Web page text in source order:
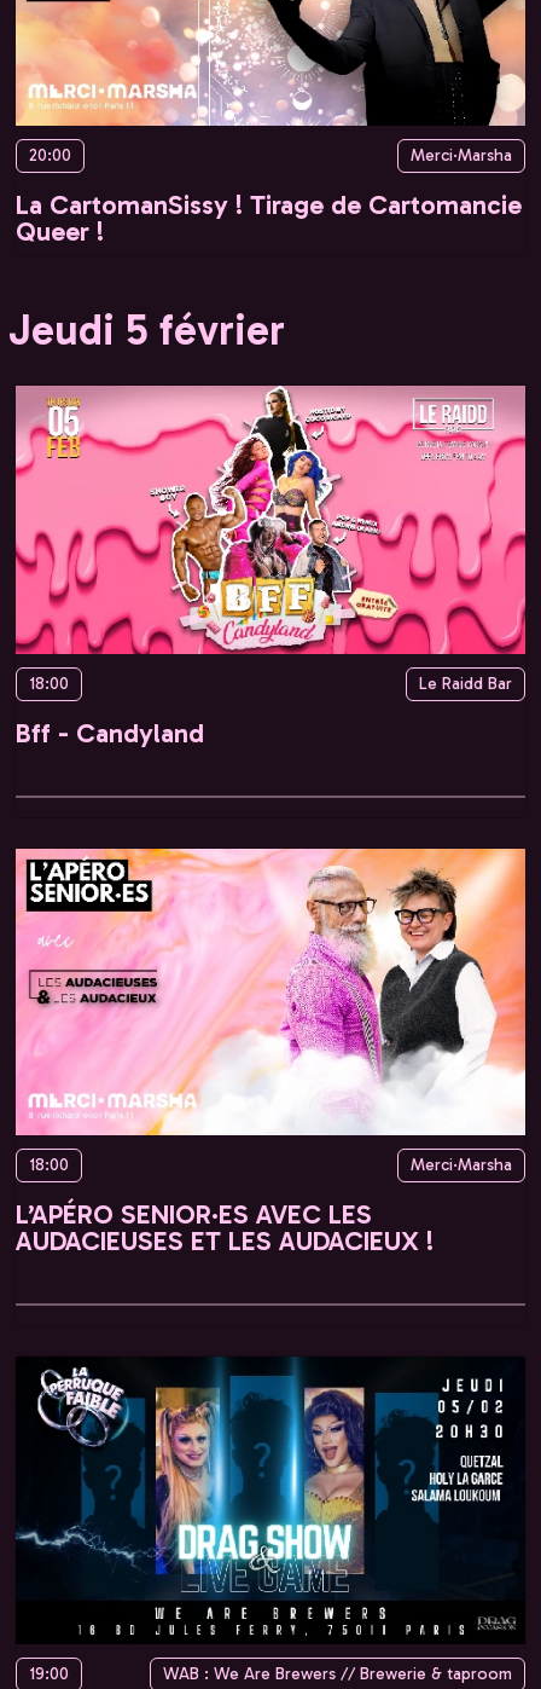
20:00 Merci·Marsha
La CartomanSissy ! Tirage de Cartomancie
Queer !
Jeudi 5 février
18:00 Le Raidd Bar
Bff - Candyland
18:00 Merci·Marsha
L’APÉRO SENIOR·ES AVEC LES
AUDACIEUSES ET LES AUDACIEUX !
19:00 WAB : We Are Brewers // Brewerie & taproom